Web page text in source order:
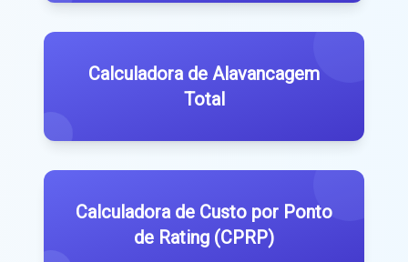
Calculadora de Alavancagem
Total
Calculadora de Custo por Ponto
de Rating (CPRP)